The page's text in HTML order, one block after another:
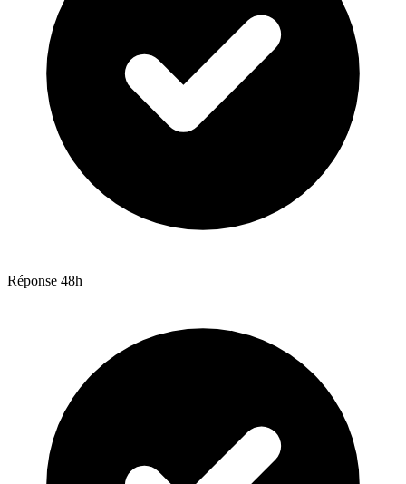
Réponse 48h